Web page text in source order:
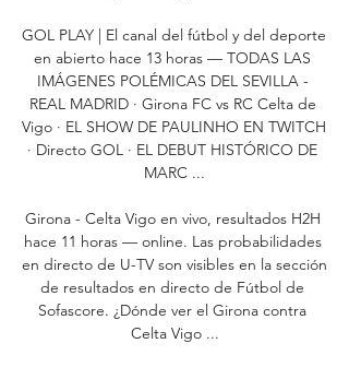
GOL PLAY | El canal del fútbol y del deporte
en abierto hace 13 horas — TODAS LAS
IMÁGENES POLÉMICAS DEL SEVILLA -
REAL MADRID · Girona FC vs RC Celta de
Vigo · EL SHOW DE PAULINHO EN TWITCH
· Directo GOL · EL DEBUT HISTÓRICO DE
MARC ...
Girona - Celta Vigo en vivo, resultados H2H
hace 11 horas — online. Las probabilidades
en directo de U-TV son visibles en la sección
de resultados en directo de Fútbol de
Sofascore. ¿Dónde ver el Girona contra
Celta Vigo ...